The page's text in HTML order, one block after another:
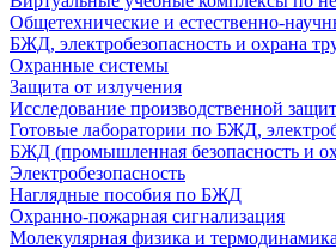
Общетехнические и естественно-
БЖД, электробезопасность и охрана
Охранные системы
Защита от излучения
Исследование производственной
Готовые лаборатории по БЖД,
БЖД (промышленная безопасность и
Электробезопасность
Наглядные пособия по БЖД
Охранно-пожарная сигнализация
Молекулярная физика и термодинамика